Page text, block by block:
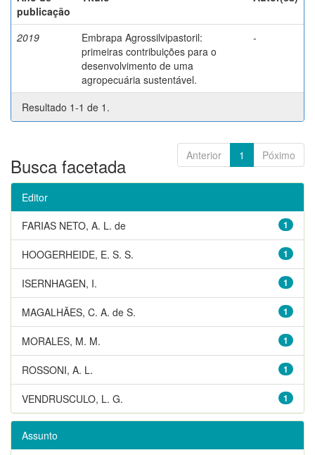
publicação
2019
Embrapa Agrossilvipastoril:
primeiras contribuições para o
desenvolvimento de uma
agropecuária sustentável.
-
Resultado 1-1 de 1.
Anterior 1 Póximo
Busca facetada
Editor
1
FARIAS NETO, A. L. de
1
HOOGERHEIDE, E. S. S.
1
ISERNHAGEN, I.
1
MAGALHÃES, C. A. de S.
1
MORALES, M. M.
1
ROSSONI, A. L.
1
VENDRUSCULO, L. G.
Assunto